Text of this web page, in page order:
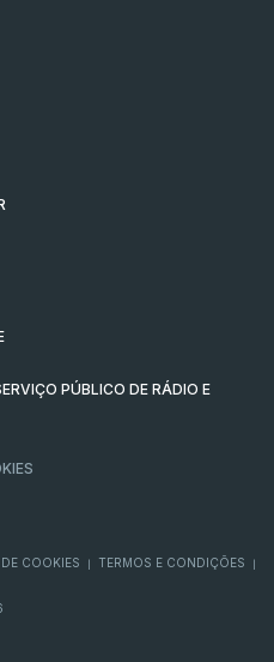
PÚBLICO DE RÁDIO E
COOKIES TERMOS E CONDIÇÕES